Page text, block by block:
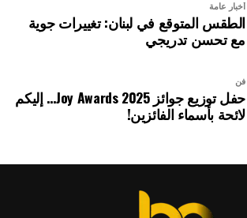
أخبار عامة
الطقس المتوقع في لبنان: تغييرات جوية
مع تحسن تدريجي
فن
حفل توزيع جوائز Joy Awards 2025… إليكم
لائحة بأسماء الفائزين!